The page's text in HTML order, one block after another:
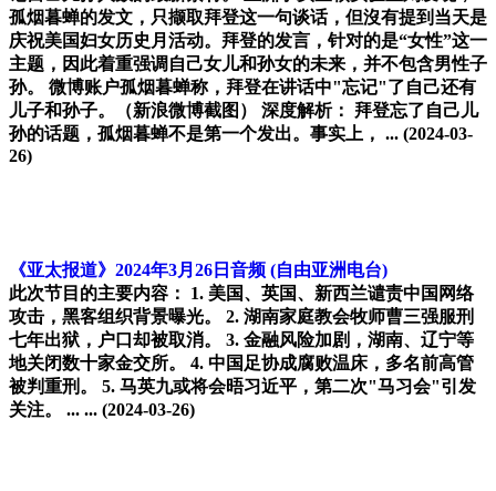
孤烟暮蝉的发文，只撷取拜登这一句谈话，但沒有提到当天是
庆祝美国妇女历史月活动。拜登的发言，针对的是“女性”这一
主题，因此着重强调自己女儿和孙女的未来，并不包含男性子
孙。 微博账户孤烟暮蝉称，拜登在讲话中"忘记"了自己还有
儿子和孙子。（新浪微博截图） 深度解析： 拜登忘了自己儿
孙的话题，孤烟暮蝉不是第一个发出。事实上， ... (2024-03-
26)
《亚太报道》2024年3月26日音频 (自由亚洲电台)
此次节目的主要内容： 1. 美国、英国、新西兰谴责中国网络
攻击，黑客组织背景曝光。 2. 湖南家庭教会牧师曹三强服刑
七年出狱，户口却被取消。 3. 金融风险加剧，湖南、辽宁等
地关闭数十家金交所。 4. 中国足协成腐败温床，多名前高管
被判重刑。 5. 马英九或将会晤习近平，第二次"马习会"引发
关注。 ... ... (2024-03-26)